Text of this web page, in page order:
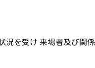
を受け 来場者及び関